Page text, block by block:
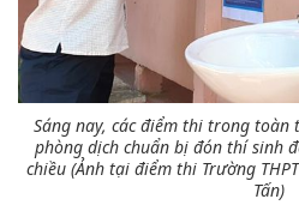
Sáng nay, các điểm thi trong
phòng dịch chuẩn bị đón thí sinh
chiều (Ảnh tại điểm thi Trường
Tấn)